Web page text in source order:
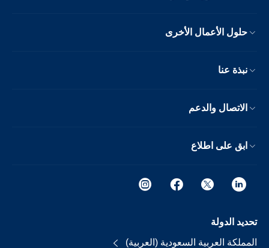
حلول الأعمال الأخرى
نبذة عنا
الاتصال والدعم
ابق على اطلاع
تحديد الدولة
المملكة العربية السعودية (العربية)